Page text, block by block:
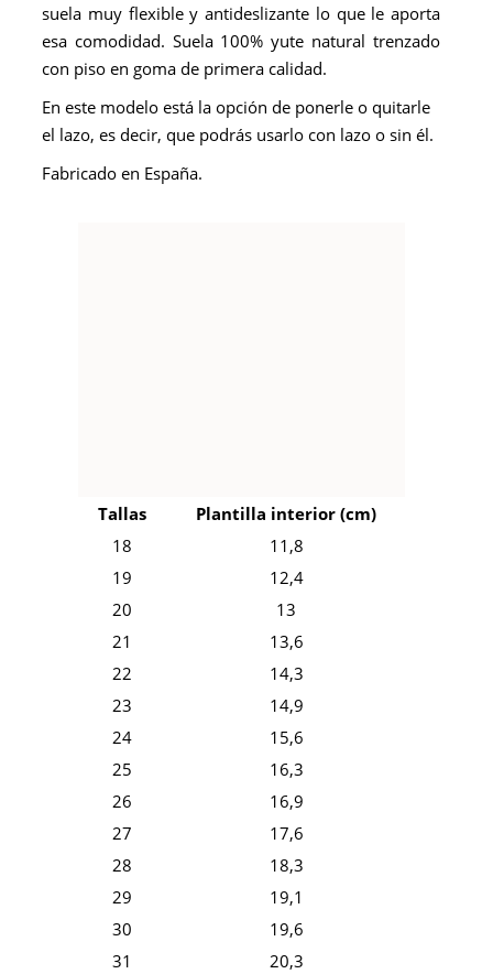
suela muy flexible y antideslizante lo que le aporta
esa comodidad. Suela 100% yute natural trenzado
con piso en goma de primera calidad.
En este modelo está la opción de ponerle o quitarle
el lazo, es decir, que podrás usarlo con lazo o sin él.
Fabricado en España.
Tallas
Plantilla interior (cm)
18
11,8
19
12,4
20
13
21
13,6
22
14,3
23
14,9
24
15,6
25
16,3
26
16,9
27
17,6
28
18,3
29
19,1
30
19,6
31
20,3